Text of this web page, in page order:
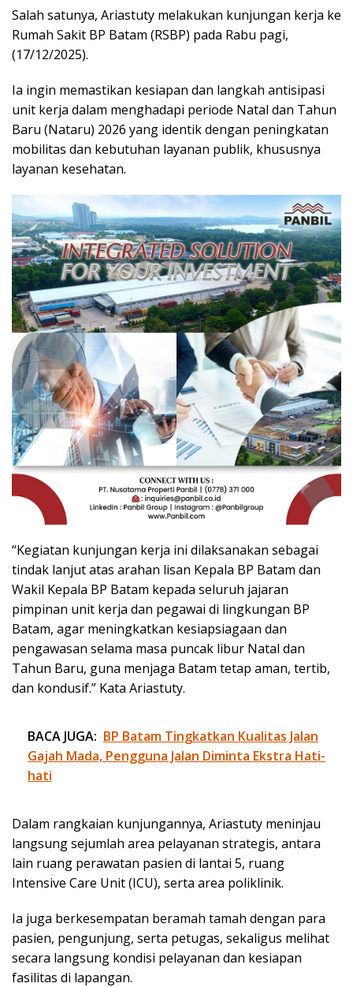
Salah satunya, Ariastuty melakukan kunjungan kerja ke
Rumah Sakit BP Batam (RSBP) pada Rabu pagi,
(17/12/2025).
Ia ingin memastikan kesiapan dan langkah antisipasi
unit kerja dalam menghadapi periode Natal dan Tahun
Baru (Nataru) 2026 yang identik dengan peningkatan
mobilitas dan kebutuhan layanan publik, khususnya
layanan kesehatan.
“Kegiatan kunjungan kerja ini dilaksanakan sebagai
tindak lanjut atas arahan lisan Kepala BP Batam dan
Wakil Kepala BP Batam kepada seluruh jajaran
pimpinan unit kerja dan pegawai di lingkungan BP
Batam, agar meningkatkan kesiapsiagaan dan
pengawasan selama masa puncak libur Natal dan
Tahun Baru, guna menjaga Batam tetap aman, tertib,
dan kondusif.” Kata Ariastuty.
BACA JUGA: BP Batam Tingkatkan Kualitas Jalan
Gajah Mada, Pengguna Jalan Diminta Ekstra Hati-
hati
Dalam rangkaian kunjungannya, Ariastuty meninjau
langsung sejumlah area pelayanan strategis, antara
lain ruang perawatan pasien di lantai 5, ruang
Intensive Care Unit (ICU), serta area poliklinik.
Ia juga berkesempatan beramah tamah dengan para
pasien, pengunjung, serta petugas, sekaligus melihat
secara langsung kondisi pelayanan dan kesiapan
fasilitas di lapangan.